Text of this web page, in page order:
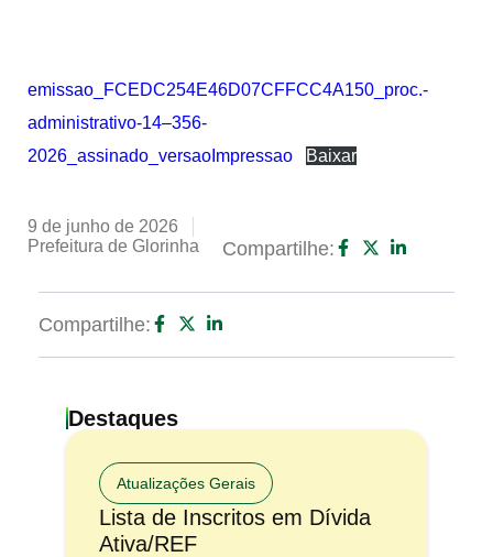
emissao_FCEDC254E46D07CFFCC4A150_proc.-
administrativo-14–356-
2026_assinado_versaoImpressao
Baixar
9 de junho de 2026
Prefeitura de Glorinha
Compartilhe:
Compartilhe:
Destaques
Atualizações Gerais
Lista de Inscritos em Dívida
Ativa/REF